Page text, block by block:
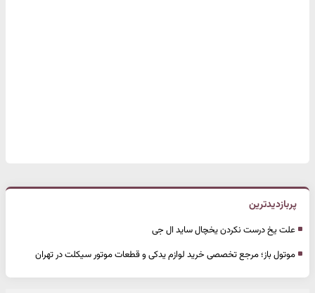
پربازدیدترین
علت یخ درست نکردن یخچال ساید ال جی
موتول باز؛ مرجع تخصصی خرید لوازم یدکی و قطعات موتور سیکلت در تهران